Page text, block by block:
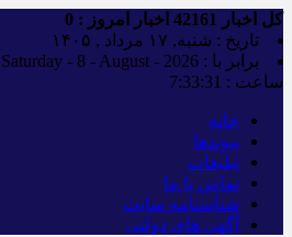
کل اخبار اخبار امروز : 0
تاریخ : شنبه, ۱۷ مرداد , ۱۴۰۵
برابر با : Saturday - 8 - August - 2026
ساعت : 7:33:32
خانه
پیوندها
تبلیغات
تماس با ما
شناسنامه سایت
آگهی های دولتی